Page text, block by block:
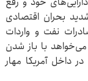
بحران اقتصادی
نفت و واردات
می‌خواهد با باز شدن
داخل آمریکا مهار